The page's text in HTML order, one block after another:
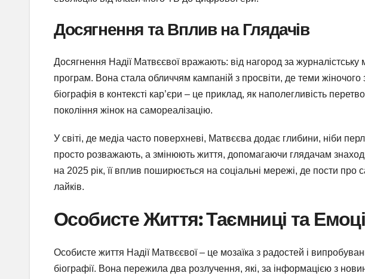
Досягнення та Вплив на Глядачів
Досягнення Надії Матвєєвої вражають: від нагород за журналістську
програм. Вона стала обличчям кампаній з просвіти, де теми жіночого
біографія в контексті кар’єри – це приклад, як наполегливість
покоління жінок на самореалізацію.
У світі, де медіа часто поверхневі, Матвєєва додає глибини, ніби
просто розважають, а змінюють життя, допомагаючи глядачам
на 2025 рік, її вплив поширюється на соціальні мережі, де пости
лайків.
Особисте Життя: Таємниці та
Особисте життя Надії Матвєєвої – це мозаїка з радостей і
біографії. Вона пережила два розлучення, які, за інформацією з